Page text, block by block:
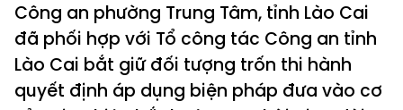
Công an phường Trung Tâm, tỉnh Lào Cai
đã phối hợp với Tổ công tác Công an tỉnh
Lào Cai bắt giữ đối tượng trốn thi hành
quyết định áp dụng biện pháp đưa vào cơ